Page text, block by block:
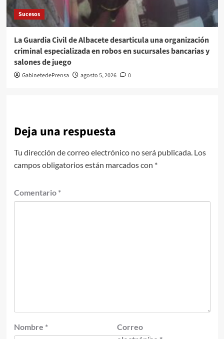
Sucesos
La Guardia Civil de Albacete desarticula una organización
criminal especializada en robos en sucursales bancarias y
salones de juego
GabinetedePrensa agosto 5, 2026 0
Deja una respuesta
Tu dirección de correo electrónico no será publicada. Los
campos obligatorios están marcados con *
Comentario *
Nombre *
Correo